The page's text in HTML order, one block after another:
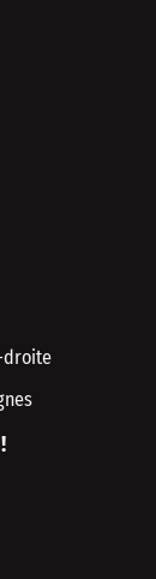
droite